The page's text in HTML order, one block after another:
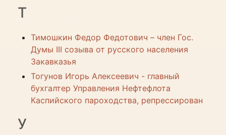
Т
Тимошкин Федор Федотович – член Гос.
Думы III созыва от русского населения
Закавказья
Тогунов Игорь Алексеевич - главный
бухгалтер Управления Нефтефлота
Каспийского пароходства, репрессирован
У